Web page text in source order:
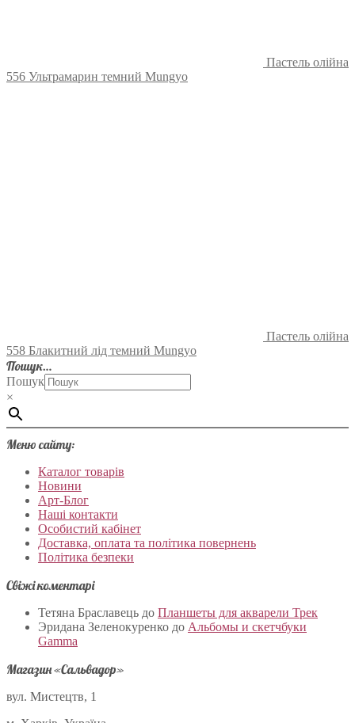
Пастель олійна
556 Ультрамарин темний Mungyo
Пастель олійна
558 Блакитний лід темний Mungyo
Пошук…
Пошук
×
Меню сайту:
Каталог товарів
Новини
Арт-Блог
Наші контакти
Особистий кабінет
Доставка, оплата та політика повернень
Політика безпеки
Свіжі коментарі
Тетяна Браславець до Планшеты для акварели Трек
Эридана Зеленокуренко до Альбомы и скетчбуки
Gamma
Магазин «Сальвадор»
вул. Мистецтв, 1